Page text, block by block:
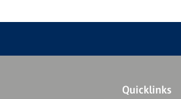
Quicklinks